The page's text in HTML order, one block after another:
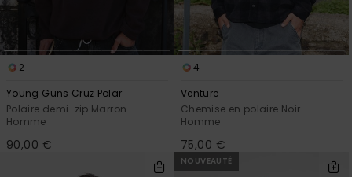
2
Young Guns Cruz Polar
Polaire demi-zip Marron
Homme
90,00 €
4
Venture
Chemise en polaire Noir
Homme
75,00 €
NOUVEAUTÉ